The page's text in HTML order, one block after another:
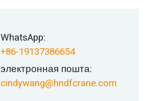
WhatsApp:
+86-19137386654
электронная пошта:
cindywang@hndfcrane.com